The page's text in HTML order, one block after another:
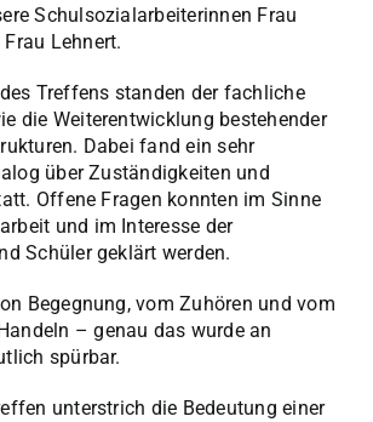
Schulsozialarbeiterinnen Frau
Lehnert.
Treffens standen der fachliche
die Weiterentwicklung bestehender
Dabei fand ein sehr
über Zuständigkeiten und
Offene Fragen konnten im Sinne
und im Interesse der
Schüler geklärt werden.
Begegnung, vom Zuhören und vom
– genau das wurde an
spürbar.
unterstrich die Bedeutung einer